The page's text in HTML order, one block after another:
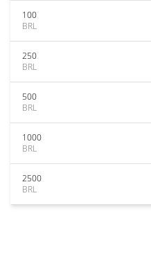
100
BRL
250
BRL
500
BRL
1000
BRL
2500
BRL